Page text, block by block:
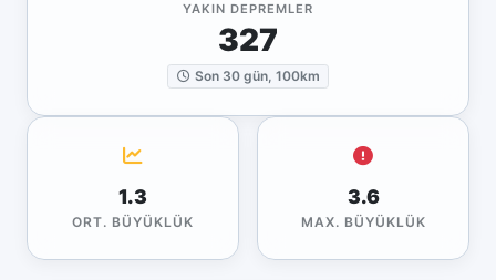
YAKIN DEPREMLER
327
Son 30 gün, 100km
1.3
ORT. BÜYÜKLÜK
3.6
MAX. BÜYÜKLÜK